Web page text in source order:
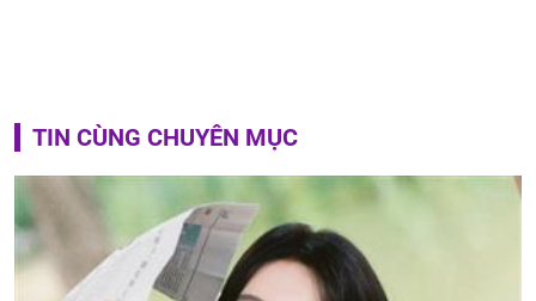
TIN CÙNG CHUYÊN MỤC